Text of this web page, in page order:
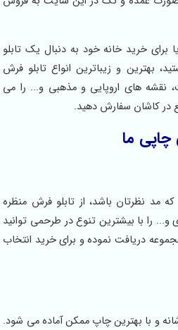
برای خرید خانه خود به دنبال یک تابلو
و زیباترین انواع تابلو فرش
نقشه های اروپایی و مذهبی و... را می
در کاشان سفارش دهید.
چاپی ما
مد نظرتان باشد، از تابلو فرش منظره
و... را با بیشترین تنوع در طرحمی توانید
دریافت نموده و برای خرید انتخاب
فرش چاپی به صورت 1200 شانه و با بهترین چاپ ممکن آماده می شود.